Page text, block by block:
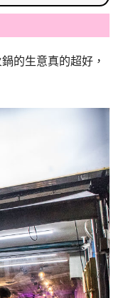
的生意真的超好，